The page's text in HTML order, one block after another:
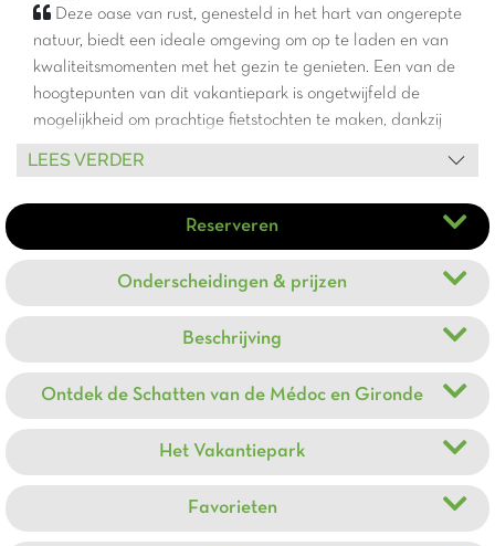
Deze oase van rust, genesteld in het hart van ongerepte
natuur, biedt een ideale omgeving om op te laden en van
kwaliteitsmomenten met het gezin te genieten. Een van de
hoogtepunten van dit vakantiepark is ongetwijfeld de
mogelijkheid om prachtige fietstochten te maken, dankzij
het grote aantal fietspaden die direct vanaf het park
gezellige thema-avonden. Of het nu is om te genieten van
een goede maaltijd, een drankje te nemen, of gewoon een
gezellig moment te delen met andere vakantiegangers, de
sfeer is altijd gastvrij en feestelijk. Kortom, vakantiepark
Médoc Bleu is de perfecte plek voor een geslaagde
LEES VERDER
Reserveren
Onderscheidingen & prijzen
Beschrijving
Ontdek de Schatten van de Médoc en Gironde
Het Vakantiepark
Favorieten